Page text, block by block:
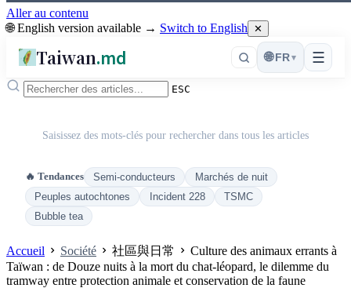
Aller au contenu
🌐 English version available → Switch to English ✕
Taiwan.md ☰
🌐 FR ▾
ESC
Saisissez des mots-clés pour rechercher dans tous les articles
🔥 Tendances Semi-conducteurs
Marchés de nuit
Peuples autochtones
Incident 228
TSMC
Bubble tea
Accueil Société 社區與日常
Culture des animaux errants à
Taïwan : de Douze nuits à la mort du chat-léopard, le dilemme du
tramway entre protection animale et conservation de la faune